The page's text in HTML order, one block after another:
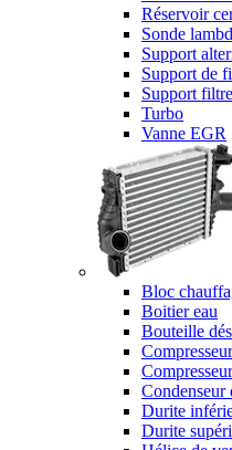
Réservoir
Sonde
Support
Support de
Support
Turbo
Vanne EGR
Bloc
Boitier eau
Bouteille
Condenseur
Durite
Durite